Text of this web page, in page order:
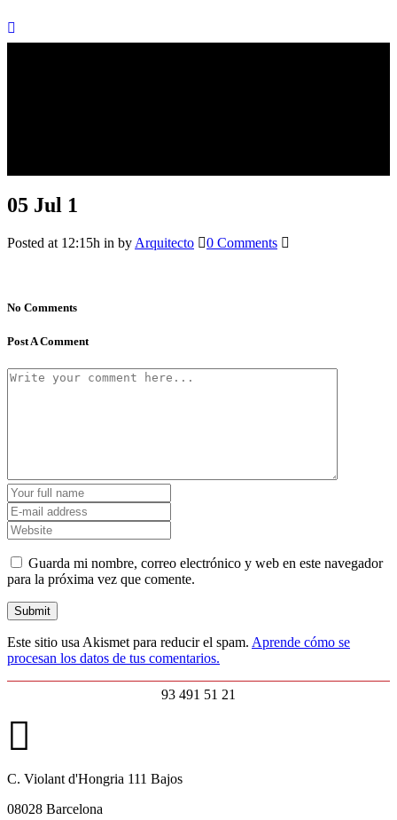
05 Jul 1
Posted at 12:15h in by Arquitecto 0 Comments
No Comments
Post A Comment
Guarda mi nombre, correo electrónico y web en este navegador
para la próxima vez que comente.
Este sitio usa Akismet para reducir el spam. Aprende cómo se
procesan los datos de tus comentarios.
93 491 51 21
C. Violant d'Hongria 111 Bajos
08028 Barcelona